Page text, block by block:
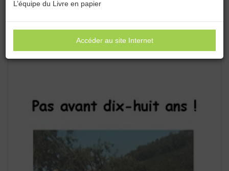
L’équipe du Livre en papier
Accéder au site Internet